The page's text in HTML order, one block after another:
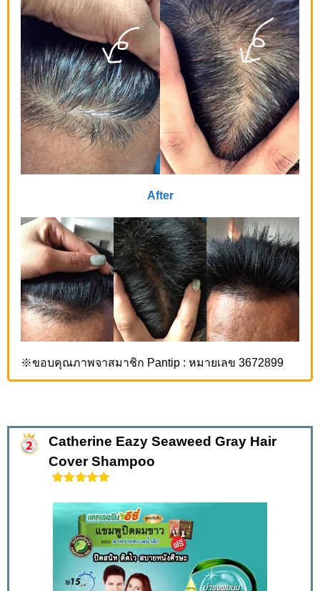
After
※ขอบคุณภาพจาสมาชิก Pantip : หมายเลข 3672899
Catherine Eazy Seaweed Gray Hair
Cover Shampoo